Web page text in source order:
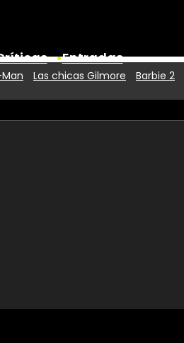
Entradas
Premios
Las chicas Gilmore Barbie 2